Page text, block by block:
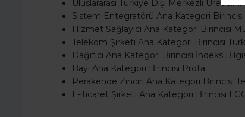
Uluslararası Türkiye Dışı Merkezli
Sistem Entegratörü Ana Kategori
Hizmet Sağlayıcı Ana Kategori Birincisi
Telekom Şirketi Ana Kategori Birincisi
Dağıtıcı Ana Kategori Birincisi İndeks
Bayi Ana Kategori Birincisi Prota
Perakende Zinciri Ana Kategori Birincisi
E-Ticaret Şirketi Ana Kategori Birincisi